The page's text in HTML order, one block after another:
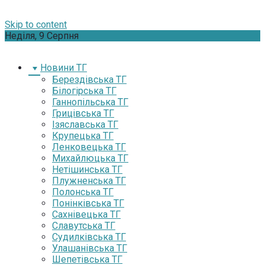
Skip to content
Неділя, 9 Серпня
Новини ТГ
Берездівська ТГ
Білогірська ТГ
Ганнопільська ТГ
Грицівська ТГ
Ізяславська ТГ
Крупецька ТГ
Ленковецька ТГ
Михайлюцька ТГ
Нетішинська ТГ
Плужненська ТГ
Полонська ТГ
Понінківська ТГ
Сахнівецька ТГ
Славутська ТГ
Судилківська ТГ
Улашанівська ТГ
Шепетівська ТГ